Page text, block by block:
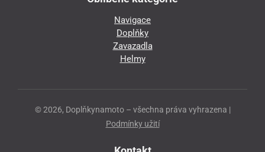
Navigace
Doplňky
Zavazadla
Helmy
© 2026, Doplňkynamoto – všechna práva vyhrazena |
Podmínky užití